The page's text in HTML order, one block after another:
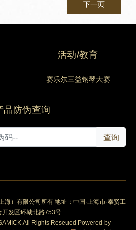
下一页
活动/教育
赛乐尔三益钢琴大赛
品防伪查询
查询
海）有限公司所有 地址：中国·上海市·奉贤工
开发区环城北路753号
Rights Reseued Powered by